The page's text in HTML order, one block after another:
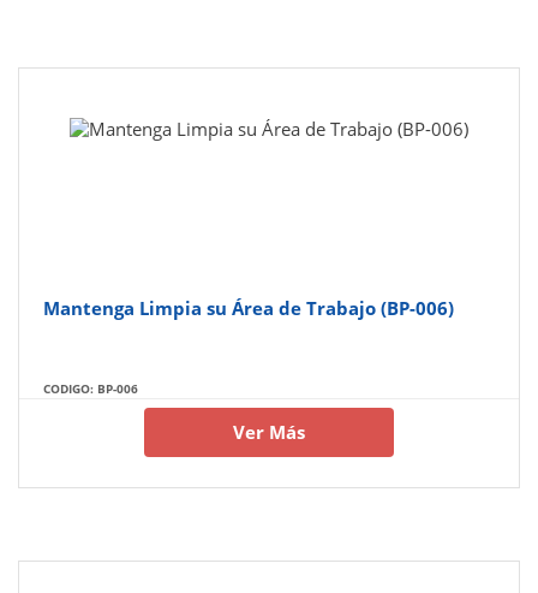
Mantenga Limpia su Área de Trabajo (BP-006)
CODIGO: BP-006
Ver Más